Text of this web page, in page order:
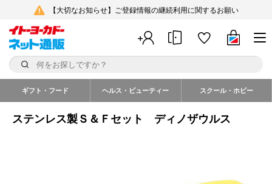
【大切なお知らせ】ご登録情報の継続利用に関するお願い
ギフト・フード ヘルス・ビューティー スクール・ホビー
ステンレス製Ｓ＆Ｆセット ディノザウルス